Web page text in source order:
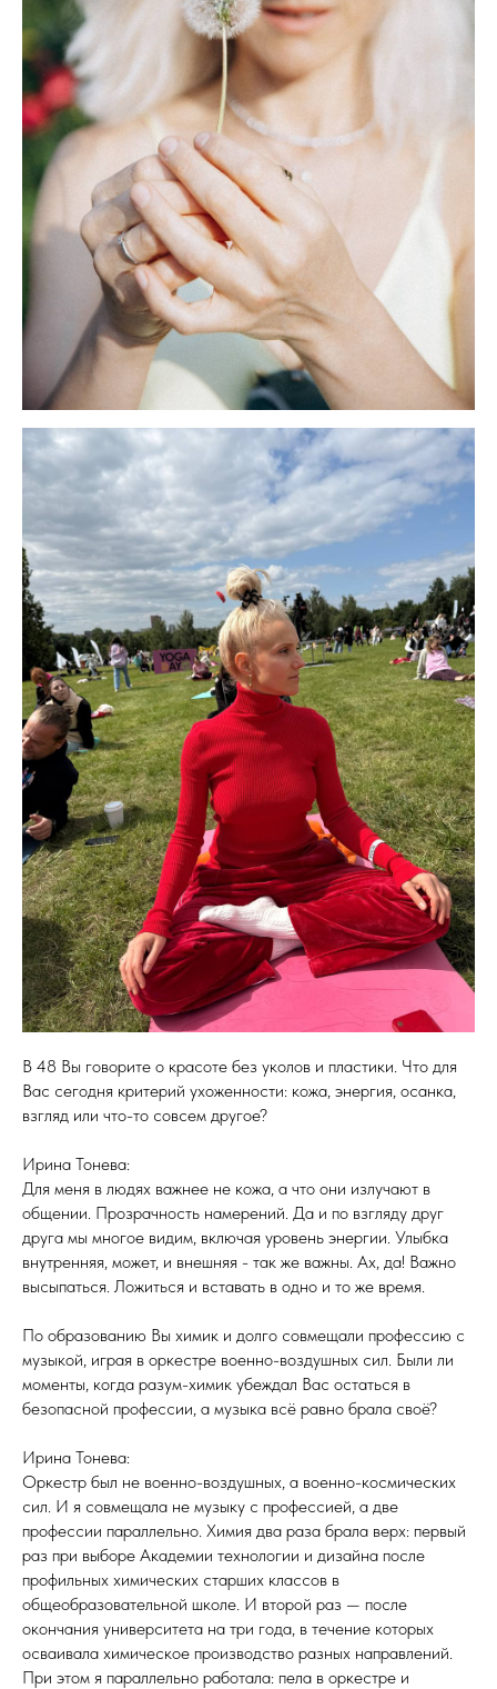
В 48 Вы говорите о красоте без уколов и пластики. Что для
Вас сегодня критерий ухоженности: кожа, энергия, осанка,
взгляд или что-то совсем другое?
Ирина Тонева:
Для меня в людях важнее не кожа, а что они излучают в
общении. Прозрачность намерений. Да и по взгляду друг
друга мы многое видим, включая уровень энергии. Улыбка
внутренняя, может, и внешняя - так же важны. Ах, да! Важно
высыпаться. Ложиться и вставать в одно и то же время.
По образованию Вы химик и долго совмещали профессию с
музыкой, играя в оркестре военно-воздушных сил. Были ли
моменты, когда разум-химик убеждал Вас остаться в
безопасной профессии, а музыка всё равно брала своё?
Ирина Тонева:
Оркестр был не военно-воздушных, а военно-космических
сил. И я совмещала не музыку с профессией, а две
профессии параллельно. Химия два раза брала верх: первый
раз при выборе Академии технологии и дизайна после
профильных химических старших классов в
общеобразовательной школе. И второй раз — после
окончания университета на три года, в течение которых
осваивала химическое производство разных направлений.
При этом я параллельно работала: пела в оркестре и